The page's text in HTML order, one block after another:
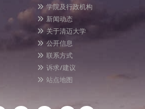
学院及行政机构
新闻动态
关于清迈大学
公开信息
联系方式
诉求/建议
站点地图